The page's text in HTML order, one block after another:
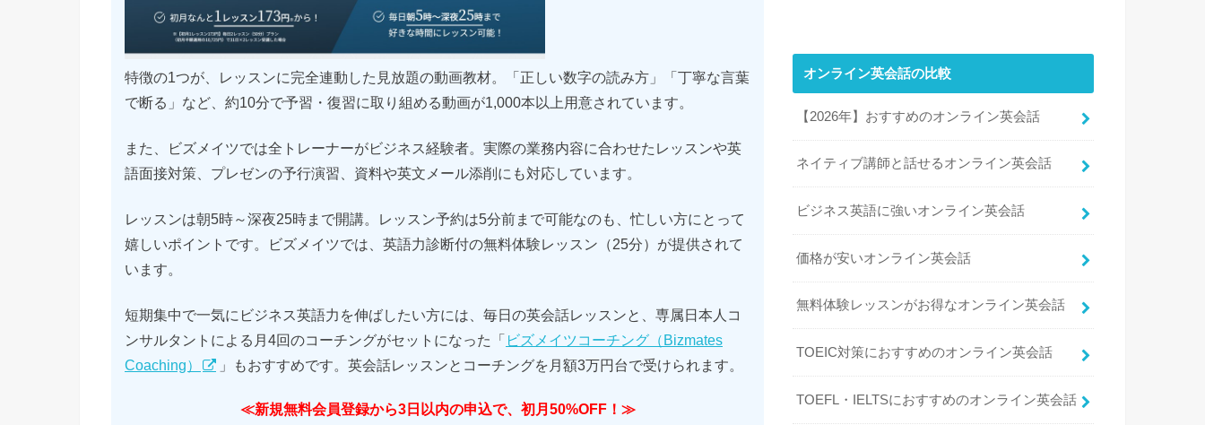
特徴の1つが、レッスンに完全連動した見放題の動画教材。「正しい数字の読み方」「丁寧な言葉
で断る」など、約10分で予習・復習に取り組める動画が1,000本以上用意されています。
また、ビズメイツでは全トレーナーがビジネス経験者。実際の業務内容に合わせたレッスンや英
語面接対策、プレゼンの予行演習、資料や英文メール添削にも対応しています。
レッスンは朝5時～深夜25時まで開講。レッスン予約は5分前まで可能なのも、忙しい方にとって
嬉しいポイントです。ビズメイツでは、英語力診断付の無料体験レッスン（25分）が提供されて
います。
短期集中で一気にビジネス英語力を伸ばしたい方には、毎日の英会話レッスンと、専属日本人コ
ンサルタントによる月4回のコーチングがセットになった「 ビズメイツコーチング（Bizmates
Coaching）
」もおすすめです。英会話レッスンとコーチングを月額3万円台で受けられます。
≪新規無料会員登録から3日以内の申込で、初月50%OFF！≫
オンライン英会話の比較
【2026年】おすすめのオンライン英会話
ネイティブ講師と話せるオンライン英会話
ビジネス英語に強いオンライン英会話
価格が安いオンライン英会話
無料体験レッスンがお得なオンライン英会話
TOEIC対策におすすめのオンライン英会話
TOEFL・IELTSにおすすめのオンライン英会話